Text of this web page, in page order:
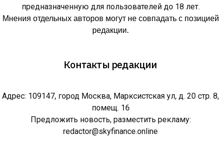
предназначенную для пользователей до 18 лет.
Мнения отдельных авторов могут не совпадать с позицией
редакции.
Контакты редакции
Адрес: 109147, город Москва, Марксистская ул, д. 20 стр. 8,
помещ. 16
Предложить новость, разместить рекламу:
redactor@skyfinance.online